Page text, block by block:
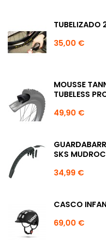
TUBELIZADO
35,00 €
MOUSSE
TUBELESS
49,90 €
SKS
34,99 €
CASCO
69,00 €